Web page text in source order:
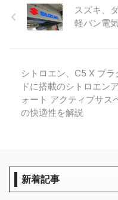
スズキ、
軽バン電
シトロエン、C5 X プ
ドに搭載のシトロエン
ォート アクティブサス
の快適性を解説
新着記事